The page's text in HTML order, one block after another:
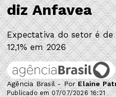
diz Anfavea
Expectativa do setor é
12,1% em 2026
Agência Brasil - PorElaine
Publicado em 07/07/2026 16:21